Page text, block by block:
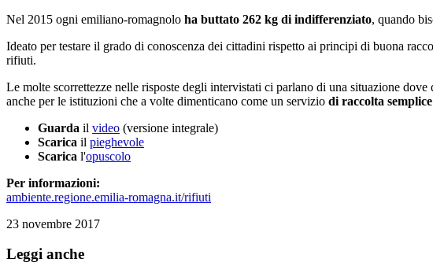
Nel 2015 ogni emiliano-romagnolo ha buttato 262 kg di indifferenziato, quando
Ideato per testare il grado di conoscenza dei cittadini rispetto ai principi di buona
rifiuti.
Le molte scorrettezze nelle risposte degli intervistati ci parlano di una situazione
anche per le istituzioni che a volte dimenticano come un servizio di raccolta semplice
Guarda il video (versione integrale)
Scarica il pieghevole
Scarica l'opuscolo
Per informazioni:
ambiente.regione.emilia-romagna.it/rifiuti
23 novembre 2017
Leggi anche